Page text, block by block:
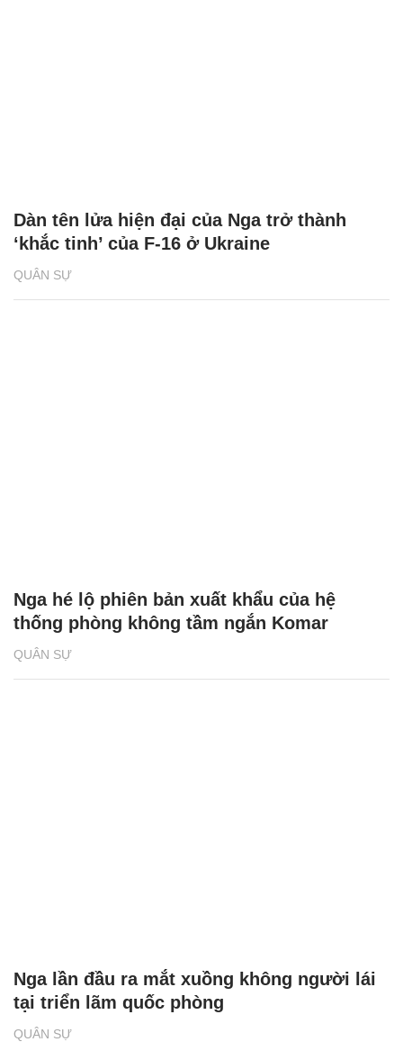
QUÂN SỰ
Dàn tên lửa hiện đại của Nga trở thành
‘khắc tinh’ của F-16 ở Ukraine
QUÂN SỰ
Nga hé lộ phiên bản xuất khẩu của hệ
thống phòng không tầm ngắn Komar
QUÂN SỰ
Nga lần đầu ra mắt xuồng không người lái
tại triển lãm quốc phòng